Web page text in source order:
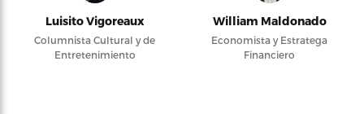
Luisito Vigoreaux
Columnista Cultural y de
Entretenimiento
William Maldonado
Economista y Estratega
Financiero